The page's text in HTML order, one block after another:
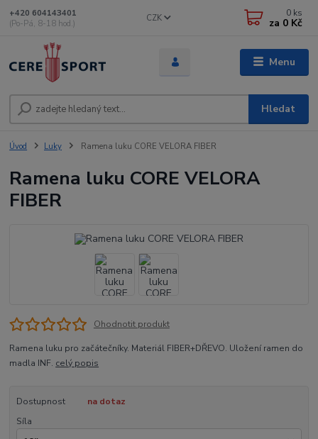
Menu
CZK
Hledat
+420 604143401
(Po-Pá, 8-18 hod.)
0 ks
za 0 Kč
Úvod Luky Ramena luku CORE VELORA FIBER
Ramena luku CORE VELORA
FIBER
Ohodnotit produkt
Ramena luku pro začátečníky. Materiál FIBER+DŘEVO. Uložení ramen do
madla INF. celý popis
Dostupnost
na dotaz
Síla